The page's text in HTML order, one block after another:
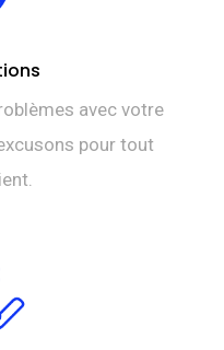
avec votre
pour tout